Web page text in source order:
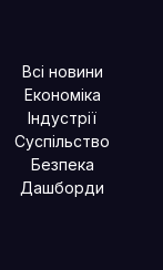
Всі новини
Економіка
Індустрії
Суспільство
Безпека
Дашборди